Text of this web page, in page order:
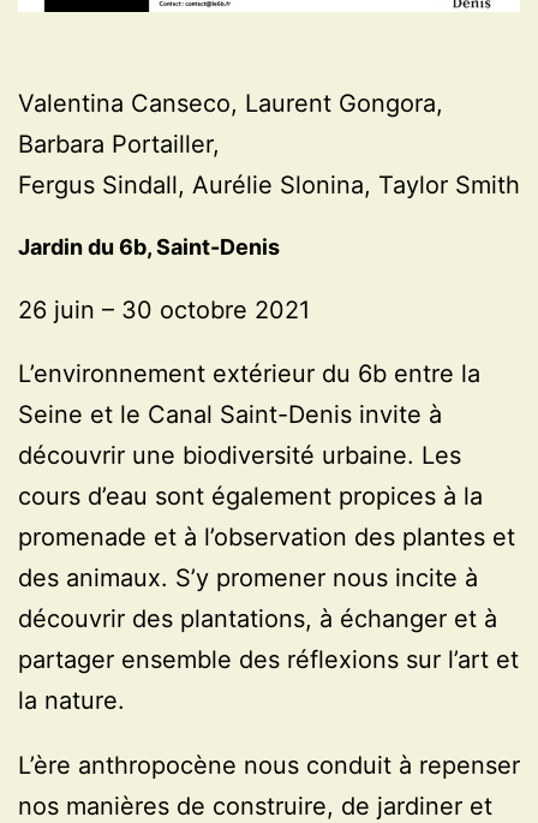
Valentina Canseco, Laurent Gongora,
Barbara Portailler,
Fergus Sindall, Aurélie Slonina, Taylor Smith
Jardin du 6b, Saint-Denis
26 juin – 30 octobre 2021
L’environnement extérieur du 6b entre la
Seine et le Canal Saint-Denis invite à
découvrir une biodiversité urbaine. Les
cours d’eau sont également propices à la
promenade et à l’observation des plantes et
des animaux. S’y promener nous incite à
découvrir des plantations, à échanger et à
partager ensemble des réflexions sur l’art et
la nature.
L’ère anthropocène nous conduit à repenser
nos manières de construire, de jardiner et